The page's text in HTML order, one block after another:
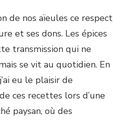
de nos aïeules ce respect
et ses dons. Les épices
transmission qui ne
se vit au quotidien. En
eu le plaisir de
ces recettes lors d’une
paysan, où des